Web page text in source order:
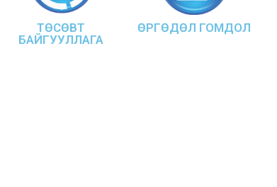
ТӨСӨВТ
БАЙГУУЛЛАГА
ӨРГӨДӨЛ ГОМДОЛ